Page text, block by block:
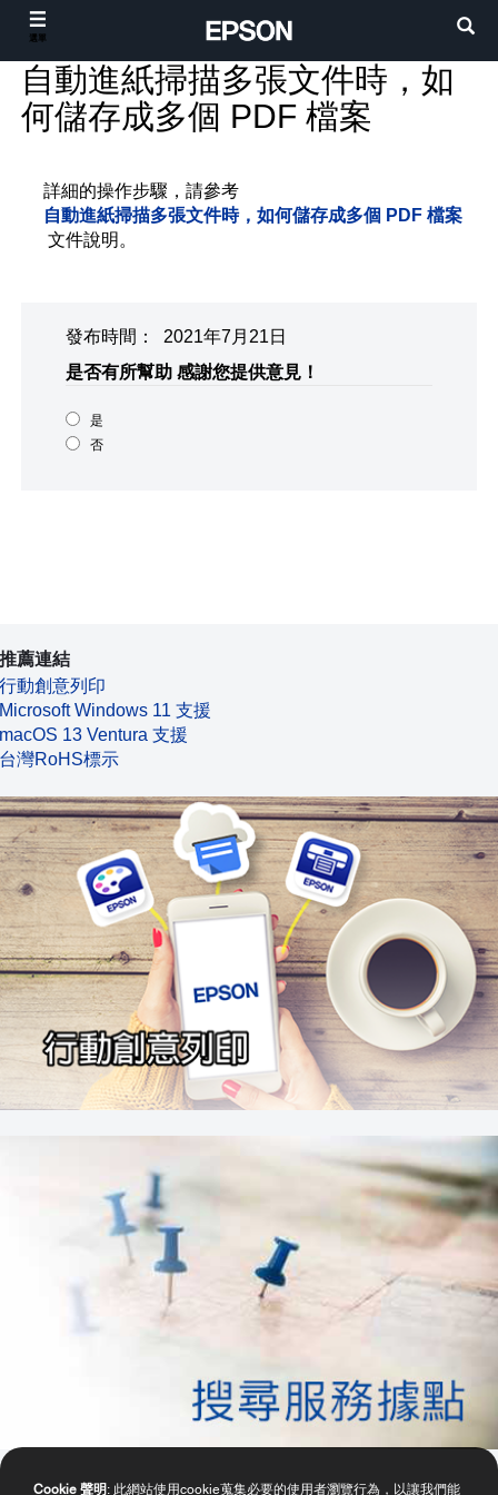
自動進紙掃描多張文件時，如
何儲存成多個 PDF 檔案
詳細的操作步驟，請參考
自動進紙掃描多張文件時，如何儲存成多個 PDF 檔案
文件說明。
發布時間： 2021年7月21日
是否有所幫助 感謝您提供意見！
是
否
推薦連結
行動創意列印
Microsoft Windows 11 支援
macOS 13 Ventura 支援
台灣RoHS標示
Cookie 聲明 : 此網站使用cookie蒐集必要的使用者瀏覽行為，以讓我們能